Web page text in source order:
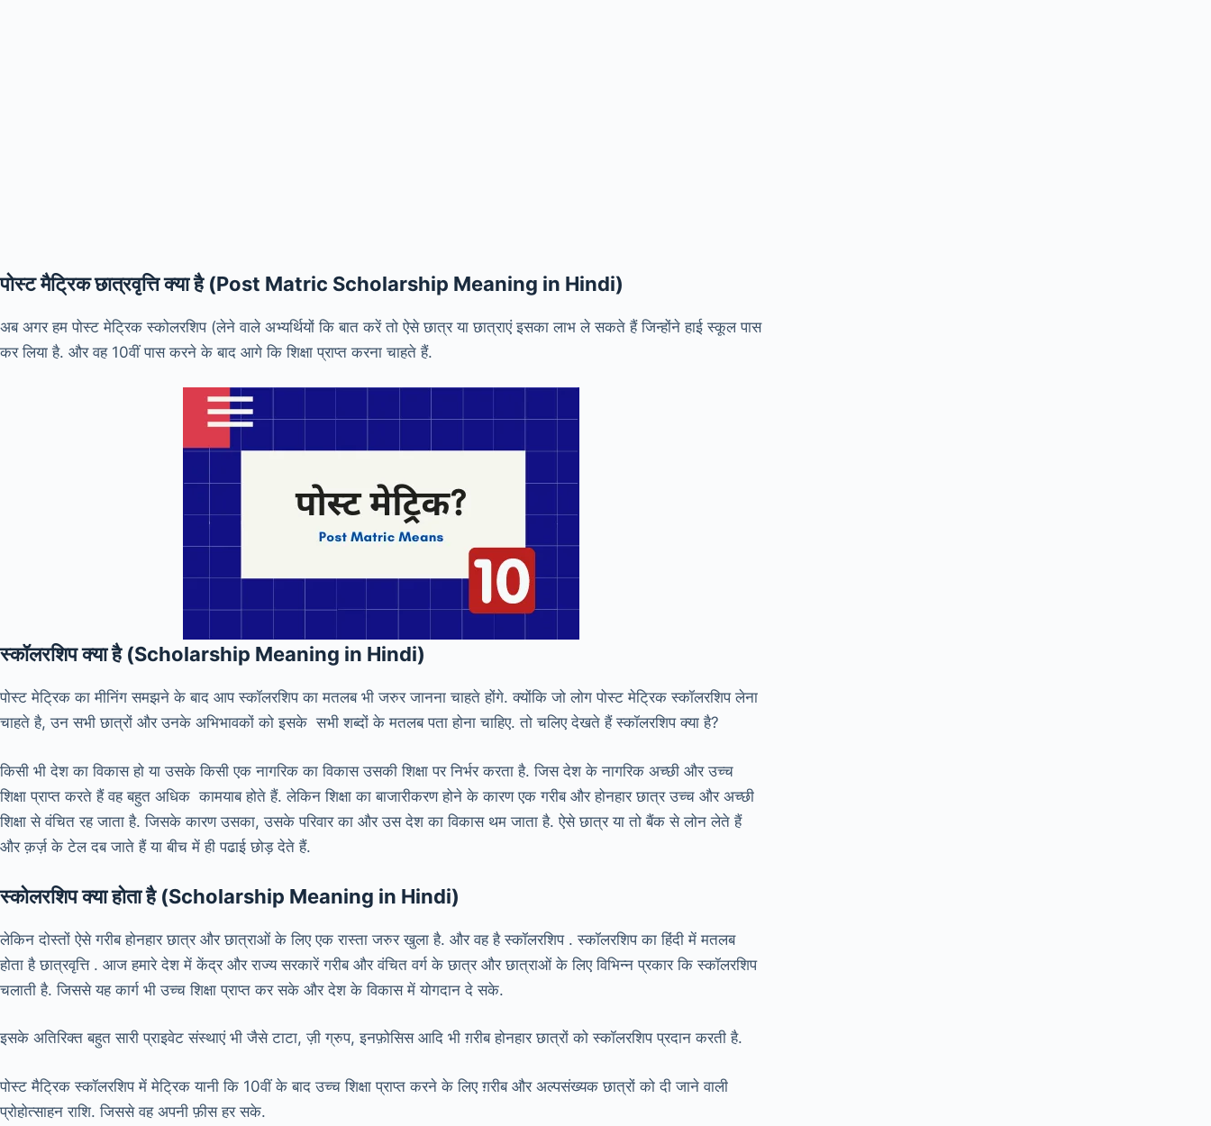
पोस्ट मैट्रिक छात्रवृत्ति क्या है (Post Matric Scholarship Meaning in Hindi)
अब अगर हम पोस्ट मेट्रिक स्कोलरशिप (लेने वाले अभ्यर्थियों कि बात करें तो ऐसे छात्र या छात्राएं इसका लाभ ले सकते हैं जिन्होंने हाई स्कूल पास
कर लिया है. और वह 10वीं पास करने के बाद आगे कि शिक्षा प्राप्त करना चाहते हैं.
स्कॉलरशिप क्या है (Scholarship Meaning in Hindi)
पोस्ट मेट्रिक का मीनिंग समझने के बाद आप स्कॉलरशिप का मतलब भी जरुर जानना चाहते होंगे. क्योंकि जो लोग पोस्ट मेट्रिक स्कॉलरशिप लेना
चाहते है, उन सभी छात्रों और उनके अभिभावकों को इसके सभी शब्दों के मतलब पता होना चाहिए. तो चलिए देखते हैं स्कॉलरशिप क्या है?
किसी भी देश का विकास हो या उसके किसी एक नागरिक का विकास उसकी शिक्षा पर निर्भर करता है. जिस देश के नागरिक अच्छी और उच्च
शिक्षा प्राप्त करते हैं वह बहुत अधिक कामयाब होते हैं. लेकिन शिक्षा का बाजारीकरण होने के कारण एक गरीब और होनहार छात्र उच्च और अच्छी
शिक्षा से वंचित रह जाता है. जिसके कारण उसका, उसके परिवार का और उस देश का विकास थम जाता है. ऐसे छात्र या तो बैंक से लोन लेते हैं
और क़र्ज़ के टेल दब जाते हैं या बीच में ही पढाई छोड़ देते हैं.
स्कोलरशिप क्या होता है (Scholarship Meaning in Hindi)
लेकिन दोस्तों ऐसे गरीब होनहार छात्र और छात्राओं के लिए एक रास्ता जरुर खुला है. और वह है स्कॉलरशिप . स्कॉलरशिप का हिंदी में मतलब
होता है छात्रवृत्ति . आज हमारे देश में केंद्र और राज्य सरकारें गरीब और वंचित वर्ग के छात्र और छात्राओं के लिए विभिन्न प्रकार कि स्कॉलरशिप
चलाती है. जिससे यह कार्ग भी उच्च शिक्षा प्राप्त कर सके और देश के विकास में योगदान दे सके.
इसके अतिरिक्त बहुत सारी प्राइवेट संस्थाएं भी जैसे टाटा, ज़ी ग्रुप, इनफ़ोसिस आदि भी ग़रीब होनहार छात्रों को स्कॉलरशिप प्रदान करती है.
पोस्ट मैट्रिक स्कॉलरशिप में मेट्रिक यानी कि 10वीं के बाद उच्च शिक्षा प्राप्त करने के लिए ग़रीब और अल्पसंख्यक छात्रों को दी जाने वाली
प्रोहोत्साहन राशि. जिससे वह अपनी फ़ीस हर सके.